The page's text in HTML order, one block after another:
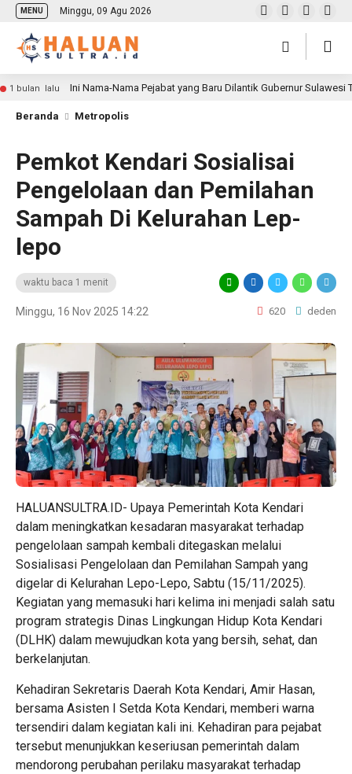
MENU Minggu, 09 Agu 2026
1 bulan lalu Ini Nama-Nama Pejabat yang Baru Dilantik Gubernur Sulawesi
Beranda Metropolis
Pemkot Kendari Sosialisai
Pengelolaan dan Pemilahan
Sampah Di Kelurahan Lep-
lepo
waktu baca 1 menit
Minggu, 16 Nov 2025 14:22 620 deden
HALUANSULTRA.ID- Upaya Pemerintah Kota Kendari
dalam meningkatkan kesadaran masyarakat terhadap
pengelolaan sampah kembali ditegaskan melalui
Sosialisasi Pengelolaan dan Pemilahan Sampah yang
digelar di Kelurahan Lepo-Lepo, Sabtu (15/11/2025).
Kegiatan yang memasuki hari kelima ini menjadi salah satu
program strategis Dinas Lingkungan Hidup Kota Kendari
(DLHK) dalam mewujudkan kota yang bersih, sehat, dan
berkelanjutan.
Kehadiran Sekretaris Daerah Kota Kendari, Amir Hasan,
bersama Asisten I Setda Kota Kendari, memberi warna
tersendiri dalam kegiatan kali ini. Kehadiran para pejabat
tersebut menunjukkan keseriusan pemerintah dalam
mendorong perubahan perilaku masyarakat terhadap